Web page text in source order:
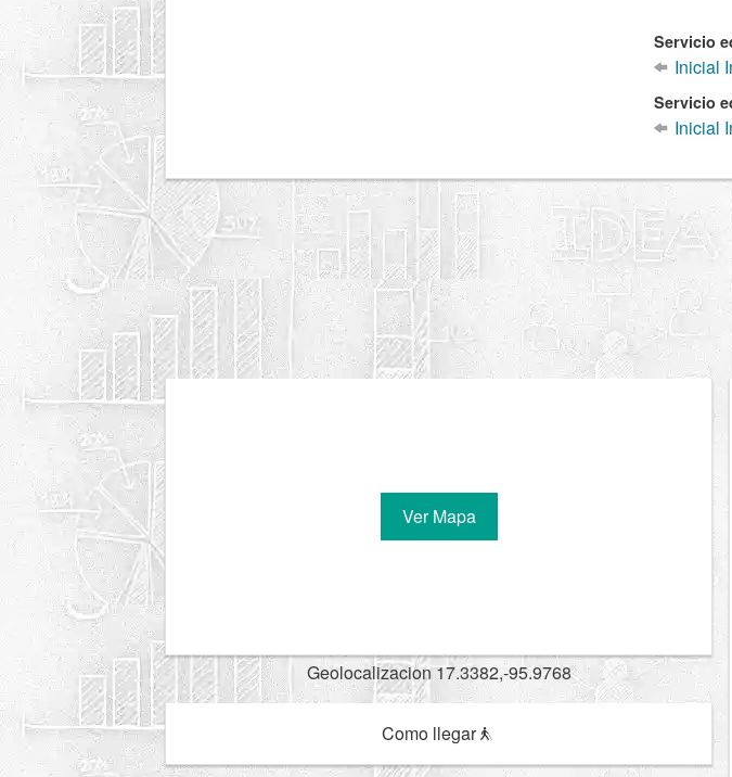
Servicio
Inicial
Servicio
Inicial
Ver Mapa
Geolocalizacion 17.3382,-95.9768
Como llegar